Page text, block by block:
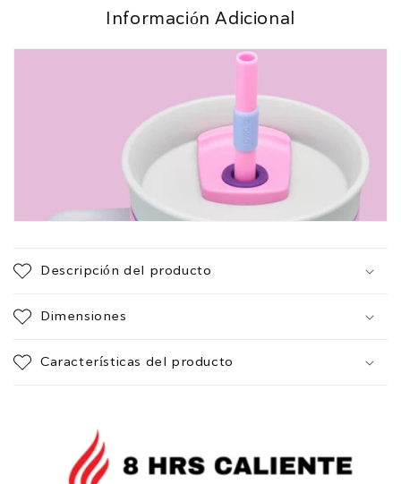
Información Adicional
Descripción del producto
Dimensiones
Características del producto